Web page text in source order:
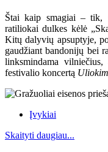
Štai kaip smagiai – tik,
ratiliokai dulkes kėlė
Kitų dalyvių apsuptyje,
gaudžiant bandonijų bei
linksmindama
festivalio koncertą
Įvykiai
Skaityti daugiau...